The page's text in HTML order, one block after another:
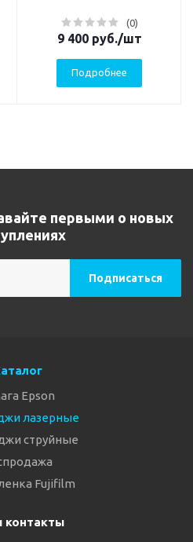
(0)
9 400руб./шт
Подробнее
первыми о новых
Epson
лазерные
струйные
Fujifilm
контакты